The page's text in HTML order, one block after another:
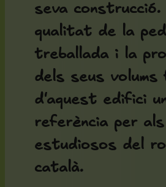
seva construcció.
qualitat de la
treballada i la
dels seus volums
d'aquest edifici
referència per als
estudiosos del
català.